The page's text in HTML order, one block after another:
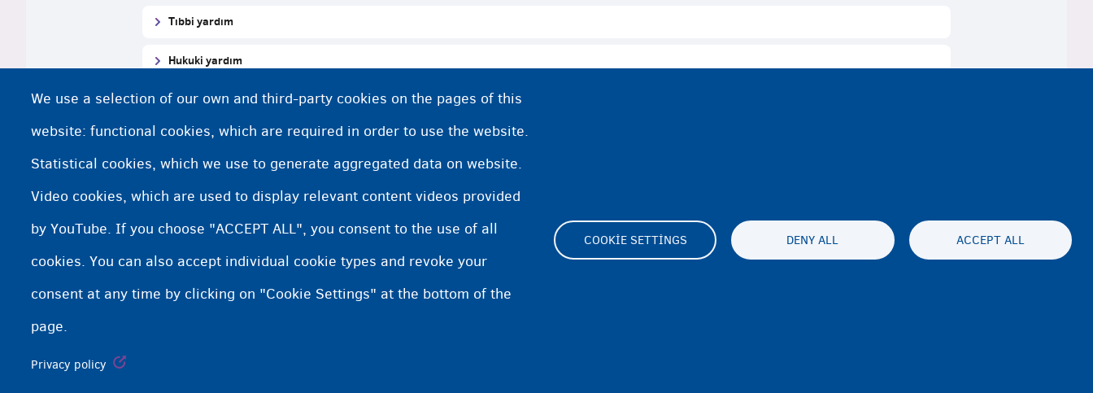
Tıbbi yardım
Hukuki yardım
Sığınma prosedürü hakkında bilgiye mi ihtiyacınız var?
www.asyluminbelgium.be
We use a selection of our own and third-party cookies on the pages of this
website: functional cookies, which are required in order to use the website.
Statistical cookies, which we use to generate aggregated data on website.
Video cookies, which are used to display relevant content videos provided
by YouTube. If you choose "ACCEPT ALL", you consent to the use of all
cookies. You can also accept individual cookie types and revoke your
consent at any time by clicking on "Cookie Settings" at the bottom of the
page.
Privacy policy
COOKIE SETTINGS DENY ALL ACCEPT ALL
FooterCookie Settings